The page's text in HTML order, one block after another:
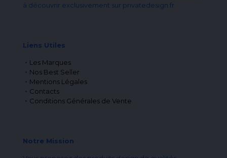
à découvrir exclusivement sur privatedesign.fr
Liens Utiles
Les Marques
Nos Best Seller
Mentions Légales
Contacts
Conditions Générales de Vente
Notre Mission